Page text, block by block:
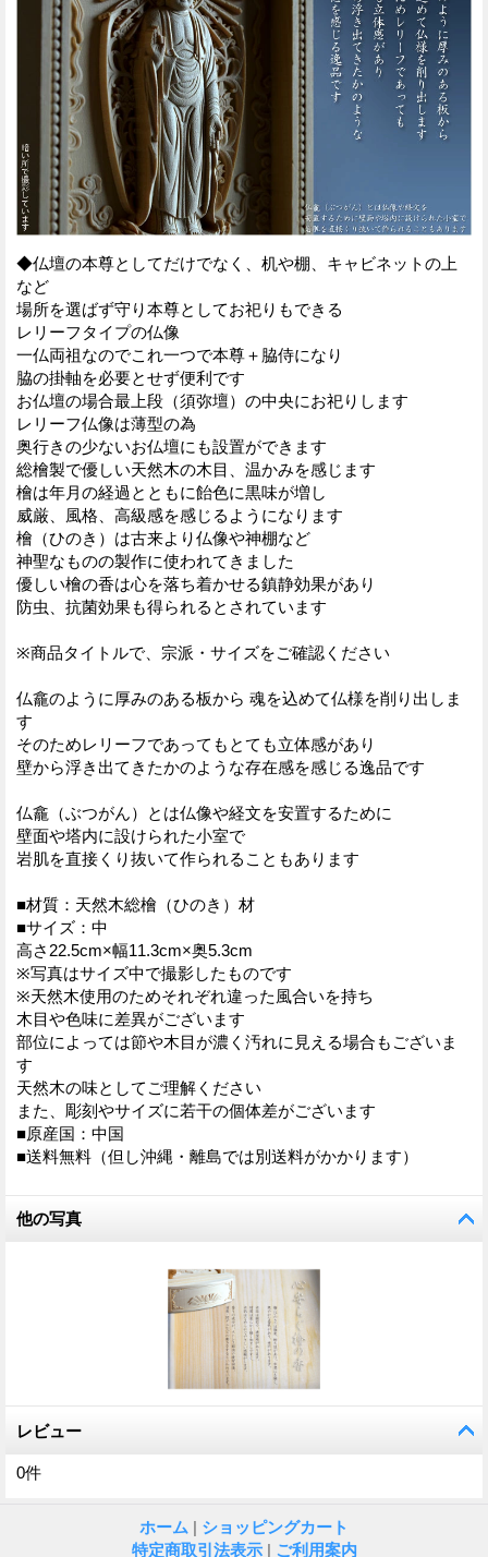
◆仏壇の本尊としてだけでなく、机や棚、キャビネットの上
など
場所を選ばず守り本尊としてお祀りもできる
レリーフタイプの仏像
一仏両祖なのでこれ一つで本尊＋脇侍になり
脇の掛軸を必要とせず便利です
お仏壇の場合最上段（須弥壇）の中央にお祀りします
レリーフ仏像は薄型の為
奥行きの少ないお仏壇にも設置ができます
総檜製で優しい天然木の木目、温かみを感じます
檜は年月の経過とともに飴色に黒味が増し
威厳、風格、高級感を感じるようになります
檜（ひのき）は古来より仏像や神棚など
神聖なものの製作に使われてきました
優しい檜の香は心を落ち着かせる鎮静効果があり
防虫、抗菌効果も得られるとされています
※商品タイトルで、宗派・サイズをご確認ください
仏龕のように厚みのある板から 魂を込めて仏様を削り出しま
す
そのためレリーフであってもとても立体感があり
壁から浮き出てきたかのような存在感を感じる逸品です
仏龕（ぶつがん）とは仏像や経文を安置するために
壁面や塔内に設けられた小室で
岩肌を直接くり抜いて作られることもあります
■材質：天然木総檜（ひのき）材
■サイズ：中
高さ22.5cm×幅11.3cm×奥5.3cm
※写真はサイズ中で撮影したものです
※天然木使用のためそれぞれ違った風合いを持ち
木目や色味に差異がございます
部位によっては節や木目が濃く汚れに見える場合もございま
す
天然木の味としてご理解ください
また、彫刻やサイズに若干の個体差がございます
■原産国：中国
■送料無料（但し沖縄・離島では別送料がかかります）
他の写真
レビュー
0件
ホーム | ショッピングカート
特定商取引法表示 | ご利用案内